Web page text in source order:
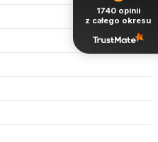
1740 opinii
z całego okresu